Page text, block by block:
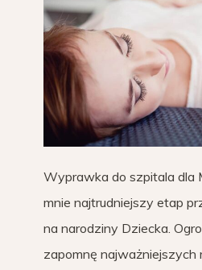
Wyprawka do szpitala dla
mnie najtrudniejszy etap
na narodziny Dziecka.
zapomnę najważniejszych